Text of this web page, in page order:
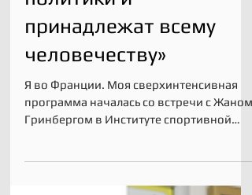
«Наука и медицина вне
политики и
принадлежат всему
человечеству»
программа началась со встречи с Жаном